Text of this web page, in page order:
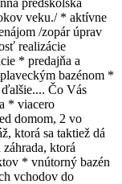
predškolská
veku./ * aktívne
/zopár úprav
realizácie
* predajňa a
bazénom *
Čo Vás
* viacero
domom, 2 vo
ktorá sa taktiež dá
ktorá
* vnútorný bazén
vchodov do